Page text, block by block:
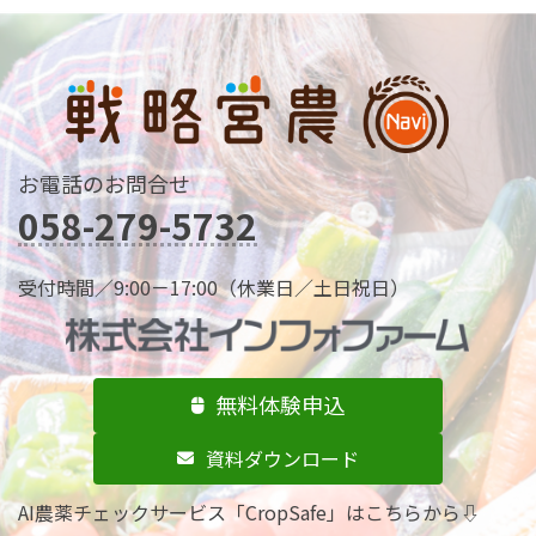
お電話のお問合せ
058-279-5732
受付時間／9:00－17:00（休業日／土日祝日）
無料体験申込
資料ダウンロード
AI農薬チェックサービス「CropSafe」はこちらから⇩